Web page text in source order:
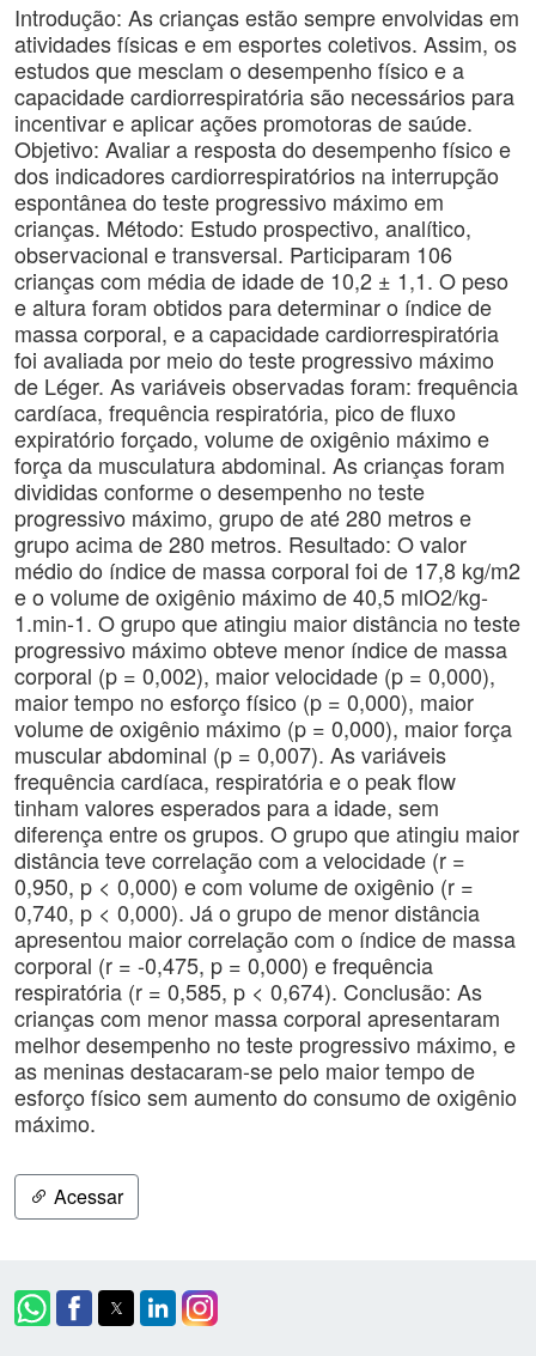
Introdução: As crianças estão sempre envolvidas em
atividades físicas e em esportes coletivos. Assim, os
estudos que mesclam o desempenho físico e a
capacidade cardiorrespiratória são necessários para
incentivar e aplicar ações promotoras de saúde.
Objetivo: Avaliar a resposta do desempenho físico e
dos indicadores cardiorrespiratórios na interrupção
espontânea do teste progressivo máximo em
crianças. Método: Estudo prospectivo, analítico,
observacional e transversal. Participaram 106
crianças com média de idade de 10,2 ± 1,1. O peso
e altura foram obtidos para determinar o índice de
massa corporal, e a capacidade cardiorrespiratória
foi avaliada por meio do teste progressivo máximo
de Léger. As variáveis observadas foram: frequência
cardíaca, frequência respiratória, pico de fluxo
expiratório forçado, volume de oxigênio máximo e
força da musculatura abdominal. As crianças foram
divididas conforme o desempenho no teste
progressivo máximo, grupo de até 280 metros e
grupo acima de 280 metros. Resultado: O valor
médio do índice de massa corporal foi de 17,8 kg/m2
e o volume de oxigênio máximo de 40,5 mlO2/kg-
1.min-1. O grupo que atingiu maior distância no teste
progressivo máximo obteve menor índice de massa
corporal (p = 0,002), maior velocidade (p = 0,000),
maior tempo no esforço físico (p = 0,000), maior
volume de oxigênio máximo (p = 0,000), maior força
muscular abdominal (p = 0,007). As variáveis
frequência cardíaca, respiratória e o peak flow
tinham valores esperados para a idade, sem
diferença entre os grupos. O grupo que atingiu maior
distância teve correlação com a velocidade (r =
0,950, p < 0,000) e com volume de oxigênio (r =
0,740, p < 0,000). Já o grupo de menor distância
apresentou maior correlação com o índice de massa
corporal (r = -0,475, p = 0,000) e frequência
respiratória (r = 0,585, p < 0,674). Conclusão: As
crianças com menor massa corporal apresentaram
melhor desempenho no teste progressivo máximo, e
as meninas destacaram-se pelo maior tempo de
esforço físico sem aumento do consumo de oxigênio
máximo.
Acessar